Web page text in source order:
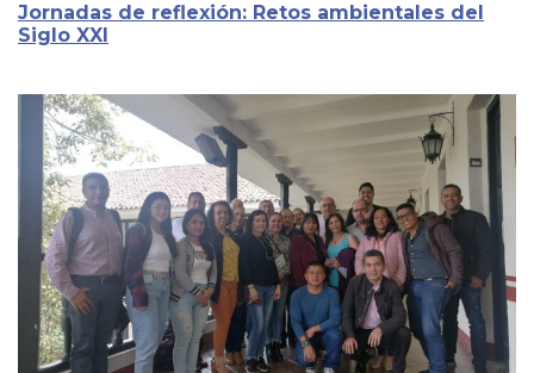
Jornadas de reflexión: Retos ambientales del
Siglo XXI